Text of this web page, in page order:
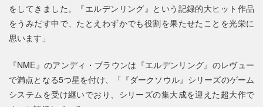
をしてきました。『エルデンリング』という記録的大ヒット作品
をうみだす中で、たとえわずかでも役割を果たせたことを光栄に
思います」
『NME』のアンディ・ブラウンは『エルデンリング』のレヴュー
で満点となる5つ星を付け、「『ダークソウル』シリーズのゲーム
システムを受け継いでおり、シリーズの集大成を迎えた超大作で